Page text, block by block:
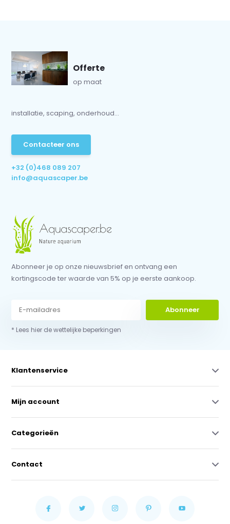
Offerte
op maat
installatie, scaping, onderhoud...
Contacteer ons
+32 (0)468 089 207
info@aquascaper.be
Abonneer je op onze nieuwsbrief en ontvang een
kortingscode ter waarde van 5% op je eerste aankoop.
Abonneer
* Lees hier de wettelijke beperkingen
Klantenservice
Mijn account
Categorieën
Contact